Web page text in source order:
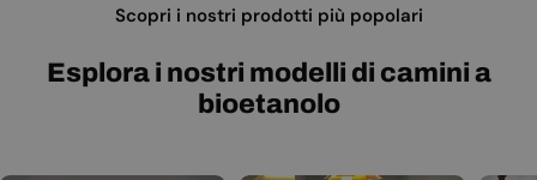
Scopri i nostri prodotti più popolari
Esplora i nostri modelli di camini a
bioetanolo